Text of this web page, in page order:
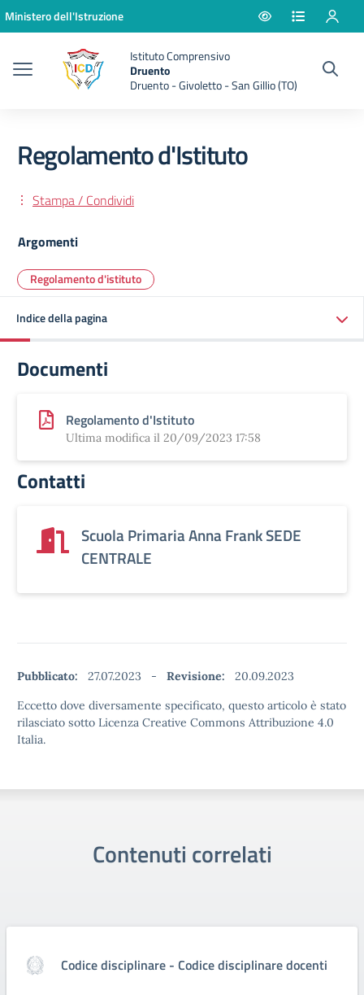
Vai ai contenuti
Vai al menu di navigazione
Vai al footer
Ministero dell'Istruzione
Istituto Comprensivo
Druento
Druento - Givoletto - San Gillio (TO)
Regolamento d'Istituto
Stampa / Condividi
Argomenti
Regolamento d'istituto
Indice della pagina
Documenti
Regolamento d'Istituto
Ultima modifica il 20/09/2023 17:58
Contatti
Scuola Primaria Anna Frank SEDE
CENTRALE
Pubblicato: 27.07.2023 - Revisione:
20.09.2023
Eccetto dove diversamente specificato, questo articolo è stato
rilasciato sotto Licenza Creative Commons Attribuzione 4.0
Italia.
Contenuti correlati
Codice disciplinare - Codice disciplinare docenti